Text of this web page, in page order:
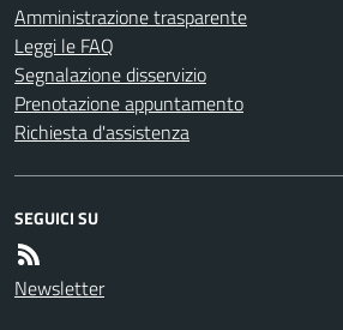
Amministrazione trasparente
Leggi le FAQ
Segnalazione disservizio
Prenotazione appuntamento
Richiesta d'assistenza
SEGUICI SU
Newsletter